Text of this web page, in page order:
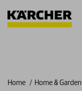
Home Home & Garden